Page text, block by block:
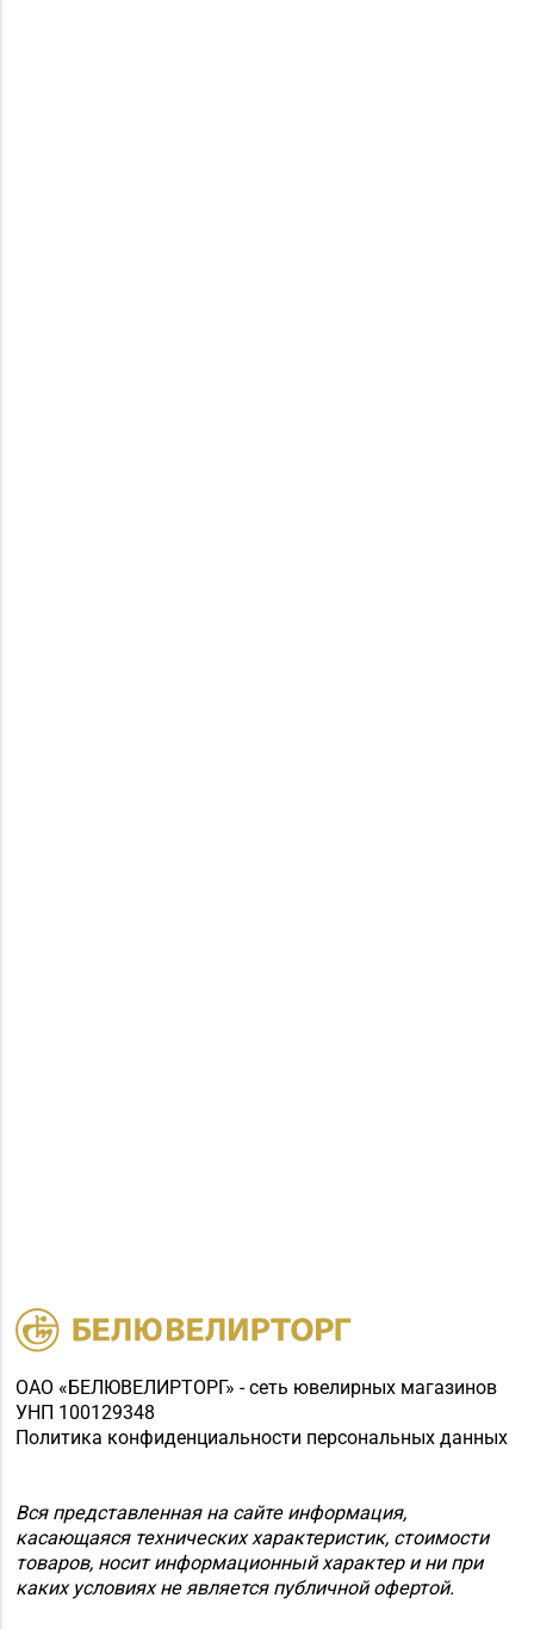
ОАО «БЕЛЮВЕЛИРТОРГ» - сеть ювелирных магазинов
УНП 100129348
Политика конфиденциальности персональных данных
Вся представленная на сайте информация,
касающаяся технических характеристик, стоимости
товаров, носит информационный характер и ни при
каких условиях не является публичной офертой.